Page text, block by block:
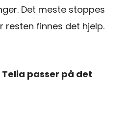
Det meste stoppes
resten finnes det hjelp.
passer på det